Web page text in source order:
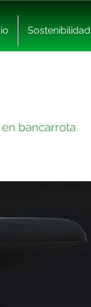
Sostenibilidad
bancarrota